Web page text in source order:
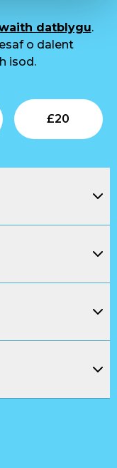
datblygu.
o dalent
isod.
Submit
£20